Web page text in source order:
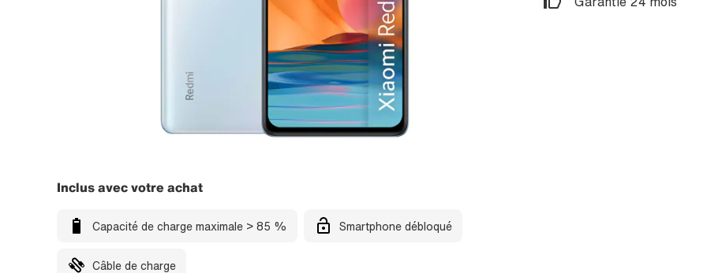
Inclus avec votre achat
Capacité de charge maximale > 85 % Smartphone débloqué
Câble de charge